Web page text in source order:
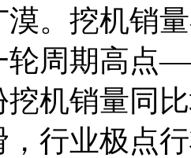
漠。挖机销
轮周期高点
挖机销量同
，行业极点